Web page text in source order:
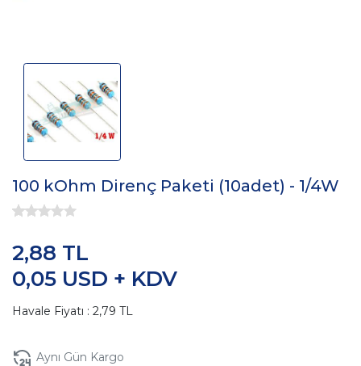
100 kOhm Direnç Paketi (10adet) - 1/4W
0,05 USD + KDV
2,88 TL
Havale Fiyatı : 2,79 TL
Aynı Gün Kargo